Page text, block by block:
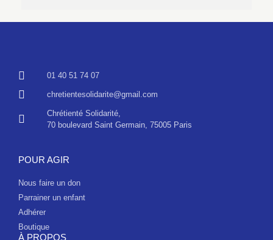
01 40 51 74 07
chretientesolidarite@gmail.com
Chrétienté Solidarité,
70 boulevard Saint Germain, 75005 Paris
POUR AGIR
Nous faire un don
Parrainer un enfant
Adhérer
Boutique
À PROPOS